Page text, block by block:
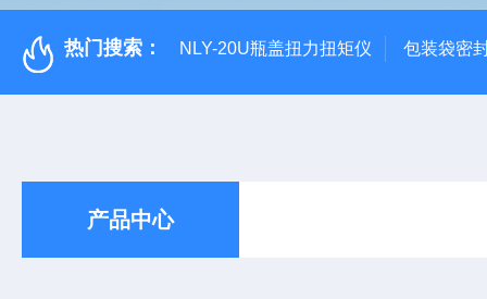
热门搜索： NLY-20U瓶盖扭力扭矩仪 包装袋密
产品中心